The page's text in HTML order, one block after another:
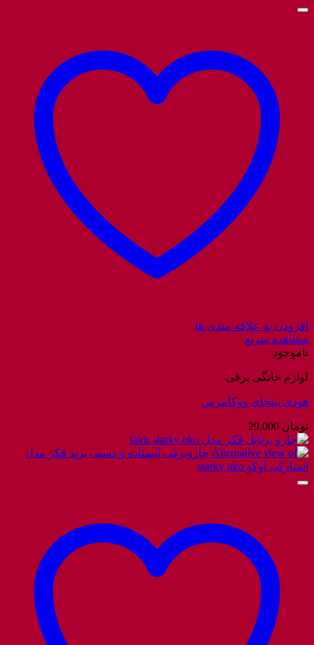
افزودن به علاقه مندی ها
مشاهده سریع
ناموجود
لوازم خانگی برقی
هودی نینجای ووکامرس
تومان